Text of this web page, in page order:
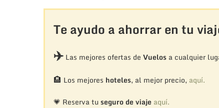
Te ayudo a ahorrar en tu
✈️Las mejores ofertas de Vuelosa cualquier
🏨 Los mejores hoteles, al mejor precio, aquí.
💗 Reserva tu seguro de viaje aquí.